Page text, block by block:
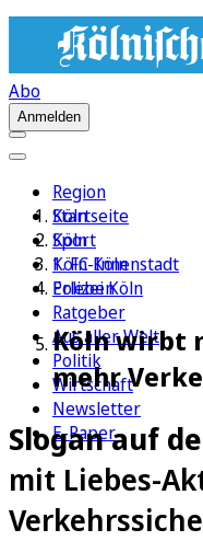
Abo
Anmelden
Region
Köln
Sport
1. FC Köln
Erleben
Ratgeber
Aus aller Welt
Politik
Wirtschaft
Newsletter
E-Paper
Startseite
Köln
Köln-Innenstadt
Polizei Köln
Köln wirbt
mehr
Slogan auf
mit Liebes-